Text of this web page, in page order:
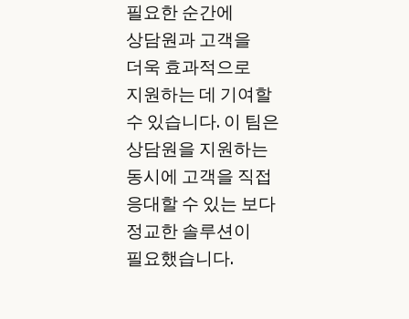
필요한 순간에
상담원과 고객을
더욱 효과적으로
지원하는 데 기여할
수 있습니다. 이 팀은
상담원을 지원하는
동시에 고객을 직접
응대할 수 있는 보다
정교한 솔루션이
필요했습니다.